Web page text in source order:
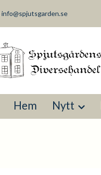
info@spjutsgarden.se
Hem Nytt